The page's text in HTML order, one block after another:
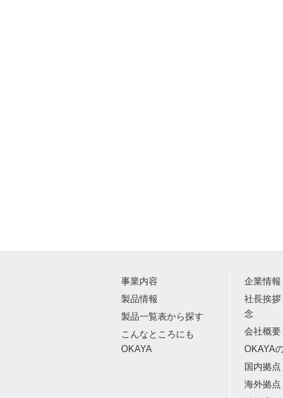
事業内容
製品情報
製品一覧表から探す
こんなところにも
OKAYA
企業情報
社長挨拶
念
会社概要
OKAYA
国内拠点
海外拠点